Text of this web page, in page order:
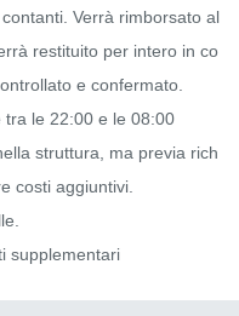
Verrà rimborsato al
restituito per intero in co
e confermato.
tra le 22:00 e le 08:00
struttura, ma previa rich
costi aggiuntivi.
supplementari